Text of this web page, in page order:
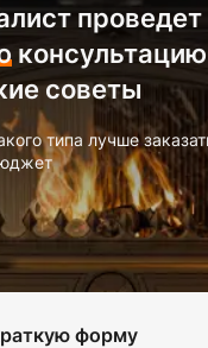
проведет
советы
типа лучше
форму